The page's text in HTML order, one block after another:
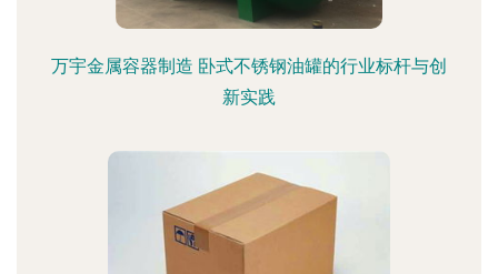
万宇金属容器制造 卧式不锈钢油罐的行业标杆与创
新实践